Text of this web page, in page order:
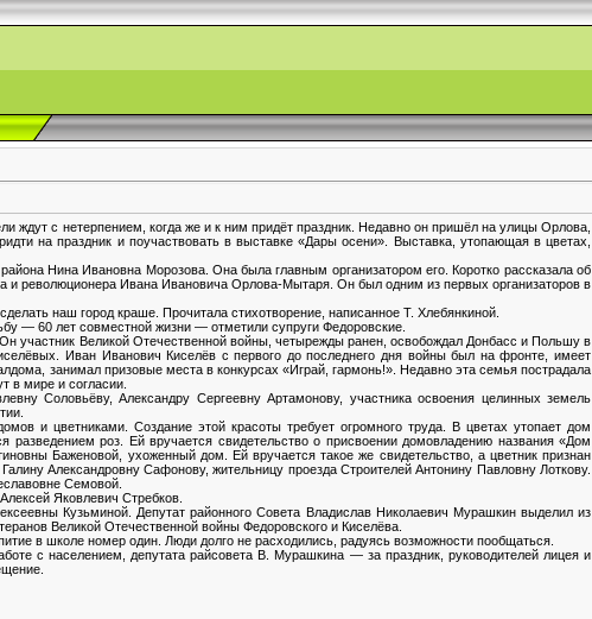
ждут с нетерпением, когда же и к ним придёт праздник. Недавно он пришёл на улицы Орлова,
на праздник и поучаствовать в выставке «Дары осени». Выставка, утопающая в цветах,
Нина Ивановна Морозова. Она была главным организатором его. Коротко рассказала об
и революционера Ивана Ивановича Орлова-Мытаря. Он был одним из первых организаторов в
наш город краше. Прочитала стихотворение, написанное Т. Хлебянкиной.
— 60 лет совместной жизни — отметили супруги Федоровские.
участник Великой Отечественной войны, четырежды ранен, освобождал Донбасс и Польшу в
Иван Иванович Киселёв с первого до последнего дня войны был на фронте, имеет
занимал призовые места в конкурсах «Играй, гармонь!». Недавно эта семья пострадала
в мире и согласии.
Соловьёву, Александру Сергеевну Артамонову, участника освоения целинных земель
и цветниками. Создание этой красоты требует огромного труда. В цветах утопает дом
роз. Ей вручается свидетельство о присвоении домовладению названия «Дом
Баженовой, ухоженный дом. Ей вручается такое же свидетельство, а цветник признан
Александровну Сафонову, жительницу проезда Строителей Антонину Павловну Лоткову.
Семовой.
Яковлевич Стребков.
Кузьминой. Депутат районного Совета Владислав Николаевич Мурашкин выделил из
Великой Отечественной войны Федоровского и Киселёва.
в школе номер один. Люди долго не расходились, радуясь возможности пообщаться.
с населением, депутата райсовета В. Мурашкина — за праздник, руководителей лицея и